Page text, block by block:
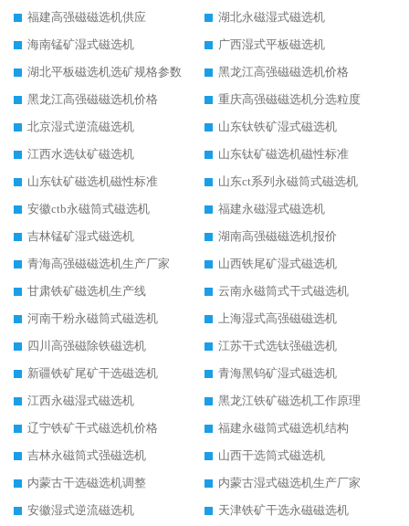
福建高强磁磁选机供应
湖北永磁湿式磁选机
海南锰矿湿式磁选机
广西湿式平板磁选机
湖北平板磁选机选矿规格参数
黑龙江高强磁磁选机价格
黑龙江高强磁磁选机价格
重庆高强磁磁选机分选粒度
北京湿式逆流磁选机
山东钛铁矿湿式磁选机
江西水选钛矿磁选机
山东钛矿磁选机磁性标准
山东钛矿磁选机磁性标准
山东ct系列永磁筒式磁选机
安徽ctb永磁筒式磁选机
福建永磁湿式磁选机
吉林锰矿湿式磁选机
湖南高强磁磁选机报价
青海高强磁磁选机生产厂家
山西铁尾矿湿式磁选机
甘肃铁矿磁选机生产线
云南永磁筒式干式磁选机
河南干粉永磁筒式磁选机
上海湿式高强磁磁选机
四川高强磁除铁磁选机
江苏干式选钛强磁选机
新疆铁矿尾矿干选磁选机
青海黑钨矿湿式磁选机
江西永磁湿式磁选机
黑龙江铁矿磁选机工作原理
辽宁铁矿干式磁选机价格
福建永磁筒式磁选机结构
吉林永磁筒式强磁选机
山西干选筒式磁选机
内蒙古干选磁选机调整
内蒙古湿式磁选机生产厂家
安徽湿式逆流磁选机
天津铁矿干选永磁磁选机